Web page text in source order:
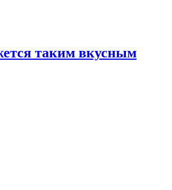
таким вкусным